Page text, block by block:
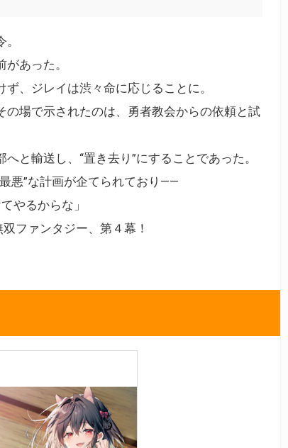
あった。
、ジレイは渋々命に応じることに。
の場で示されたのは、勇者教会からの依頼と試
と輸送し、“置き去り”にすることであった。
悪”な計画が企てられており――
やるからな」
ファンタジー、第４幕！